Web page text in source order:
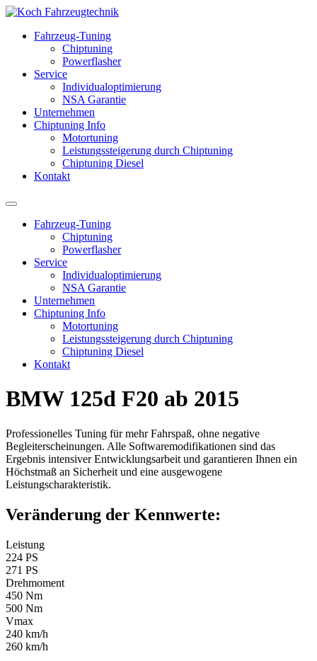
Fahrzeug-Tuning
Chiptuning
Powerflasher
Service
Individualoptimierung
NSA Garantie
Unternehmen
Chiptuning Info
Motortuning
Leistungssteigerung durch Chiptuning
Chiptuning Diesel
Kontakt
Fahrzeug-Tuning
Chiptuning
Powerflasher
Service
Individualoptimierung
NSA Garantie
Unternehmen
Chiptuning Info
Motortuning
Leistungssteigerung durch Chiptuning
Chiptuning Diesel
Kontakt
BMW 125d F20 ab 2015
Professionelles Tuning für mehr Fahrspaß, ohne negative
Begleiterscheinungen. Alle Softwaremodifikationen sind das
Ergebnis intensiver Entwicklungsarbeit und garantieren Ihnen ein
Höchstmaß an Sicherheit und eine ausgewogene
Leistungscharakteristik.
Veränderung der Kennwerte:
Leistung
224 PS
271 PS
Drehmoment
450 Nm
500 Nm
Vmax
240 km/h
260 km/h